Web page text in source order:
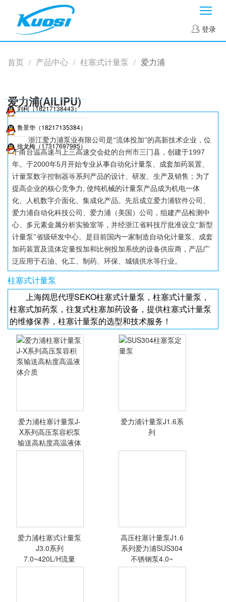
登录
首页 / 产品中心 / 柱塞式计量泵 / 爱力浦
爱力浦(AILIPU)
浙江爱力浦泵业有限公司是“流体投加”的高新技术企业，位
于甬台温高速与上三高速交会处的台州市三门县，创建于1997
年。于2000年5月开始专业从事自动化计量泵、成套加药装置、
计量泵数字控制器等系列产品的设计、研发、生产及销售；为了
提高企业的核心竞争力
使纯机械的计量泵产品成为机电一体
化、人机数字介面化、集成化产品。先后成立爱力浦软件公司、
爱力浦自动化科技公司、爱力浦（美国）公司，组建产品检测中
心、多元素金属分析实验室等，并经浙江省科技厅批准设立“新型
计量泵”省级研发中心。是目前国内一家制造自动化计量泵、成套
加药装置及流体定量投加和比例投加系统的设备供应商，产品广
泛应用于石油、化工、制药、环保、城镇供水等行业。
柱塞式计量泵
上海阔思代理SEKO柱塞式计量泵，柱塞式计量泵，
柱塞式加药泵，往复式柱塞加药设备，提供柱塞式计量泵
的维修保养，柱塞计量泵的选型和技术服务！
<查看详情>
爱力浦柱塞计量泵J-
X系列高压泵容积泵
输送高粘度高温液体
介质
<查看详情>
爱力浦计量泵J1.6系
列
爱力浦柱塞式计量泵
J3.0系列
7.0~420L/H流量
高压柱塞计量泵J1.6
系列爱力浦SUS304
不锈钢泵4.0~
刘柯（18217138443）
鲁景华（18217135384）
徐龙梅（17317697985）